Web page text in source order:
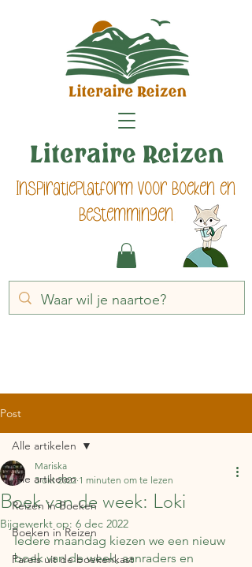
Inspiratieplatform voor boeken en
bestemmingen
Literaire Reizen
Post
Alle artikelen
Reizen in Boeken
Boeken in Reizen
Parels uit de boekenkast
Alle artikelen
Boek van de week: Loki
Mariska
3 okt 2022 1 minuten om te lezen
Bijgewerkt op: 6 dec 2022
Iedere maandag kiezen we een nieuw
boek van de week, aanraders en